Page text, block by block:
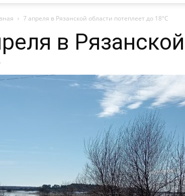
7 апреля в Рязанской области потеплеет до 18°С
в